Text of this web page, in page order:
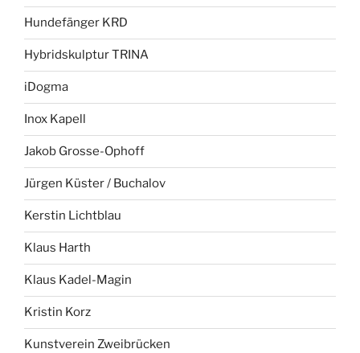
Hundefänger KRD
Hybridskulptur TRINA
iDogma
Inox Kapell
Jakob Grosse-Ophoff
Jürgen Küster / Buchalov
Kerstin Lichtblau
Klaus Harth
Klaus Kadel-Magin
Kristin Korz
Kunstverein Zweibrücken